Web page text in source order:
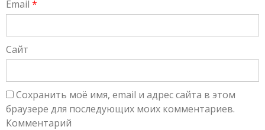
Email *
Сайт
Сохранить моё имя, email и адрес сайта в этом
браузере для последующих моих комментариев.
Комментарий